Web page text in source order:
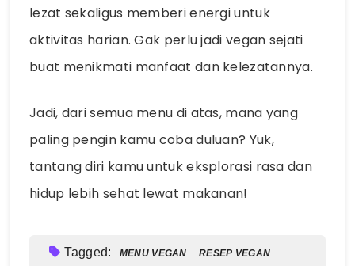
lezat sekaligus memberi energi untuk
aktivitas harian. Gak perlu jadi vegan sejati
buat menikmati manfaat dan kelezatannya.
Jadi, dari semua menu di atas, mana yang
paling pengin kamu coba duluan? Yuk,
tantang diri kamu untuk eksplorasi rasa dan
hidup lebih sehat lewat makanan!
Tagged: MENU VEGAN
RESEP VEGAN